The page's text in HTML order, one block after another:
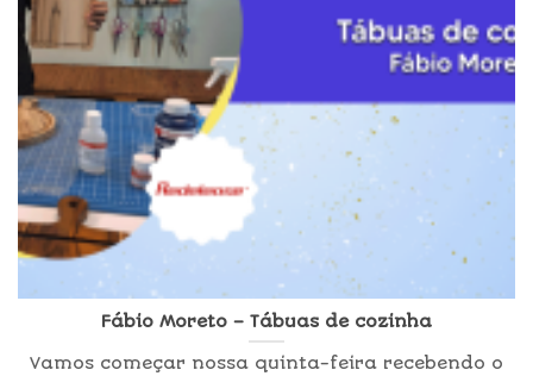
Fábio Moreto – Tábuas de cozinha
Vamos começar nossa quinta-feira recebendo o